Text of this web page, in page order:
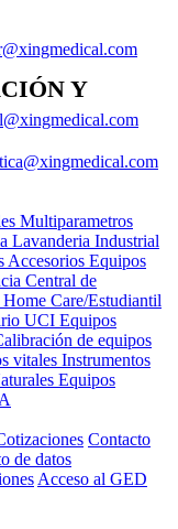
Y
Multiparametros
Lavanderia Industrial
Accesorios Equipos
Central de
Home Care/Estudiantil
UCI Equipos
de equipos
vitales Instrumentos
Equipos
Contacto
de datos
Acceso al GED